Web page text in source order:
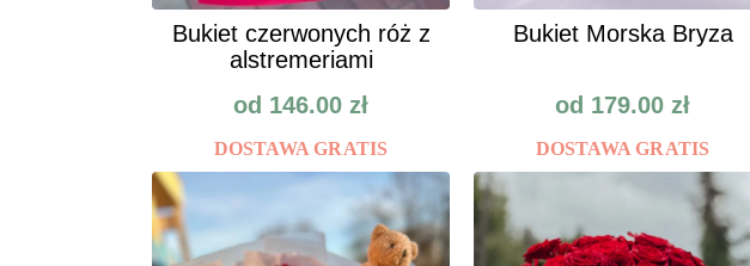
Bukiet czerwonych róż z
alstremeriami
od 146.00 zł
DOSTAWA GRATIS
Bukiet Morska Bryza
od 179.00 zł
DOSTAWA GRATIS